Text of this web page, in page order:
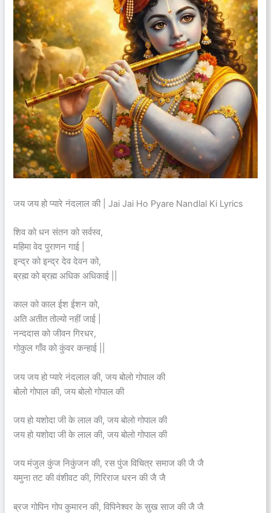
जय जय हो प्यारे नंदलाल की | Jai Jai Ho Pyare Nandlal Ki Lyrics
शिव को धन संतन को सर्वस्व,
महिमा वेद पुराणन गाई |
इन्द्र को इन्द्र देव देवन को,
ब्रह्म को ब्रह्म अधिक अधिकाई ||
काल को काल ईश ईशन को,
अति अतीत तोल्यो नहीं जाई |
नन्ददास को जीवन गिरधर,
गोकुल गाँव को कुंवर कन्हाई ||
जय जय हो प्यारे नंदलाल की, जय बोलो गोपाल की
बोलो गोपाल की, जय बोलो गोपाल की
जय हो यशोदा जी के लाल की, जय बोलो गोपाल की
जय हो यशोदा जी के लाल की, जय बोलो गोपाल की
जय मंजुल कुंज निकुंजन की, रस पुंज विचित्र समाज की जै जै
यमुना तट की वंशीवट की, गिरिराज धरन की जै जै
ब्रज गोपिन गोप कुमारन की, विपिनेश्वर के सुख साज की जै जै